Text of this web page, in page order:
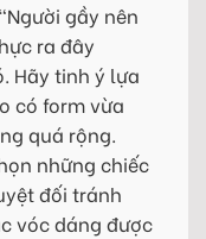
gầy nên
ra đây
Hãy tinh ý lựa
có form vừa
quá rộng.
những chiếc
đối tránh
vóc dáng được